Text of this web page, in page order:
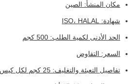
مكان المنشأ: الصين
شهادة: ISO، HALAL
الحد الأدنى لكمية الطلب: 500 كجم
السعر: التفاوض
تفاصيل التعبئة والتغليف: 25 كجم لكل كيس